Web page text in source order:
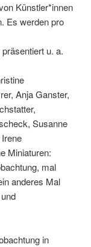
Künstler*innen
Es werden pro
u. a.
Anja Ganster,
Susanne
Miniaturen:
mal
anderes Mal
in